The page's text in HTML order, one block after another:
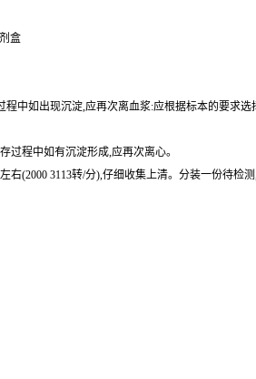
盒
中如出现沉淀,应再次离血浆:应根据标本的要求
过程中如有沉淀形成,应再次离心。
(2000 3113转/分),仔细收集上清。分装一份待